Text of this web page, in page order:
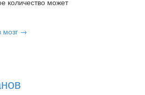
количество может
мозг →